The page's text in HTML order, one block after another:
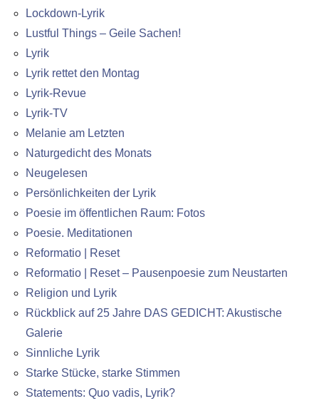
Lockdown-Lyrik
Lustful Things – Geile Sachen!
Lyrik
Lyrik rettet den Montag
Lyrik-Revue
Lyrik-TV
Melanie am Letzten
Naturgedicht des Monats
Neugelesen
Persönlichkeiten der Lyrik
Poesie im öffentlichen Raum: Fotos
Poesie. Meditationen
Reformatio | Reset
Reformatio | Reset – Pausenpoesie zum Neustarten
Religion und Lyrik
Rückblick auf 25 Jahre DAS GEDICHT: Akustische
Galerie
Sinnliche Lyrik
Starke Stücke, starke Stimmen
Statements: Quo vadis, Lyrik?